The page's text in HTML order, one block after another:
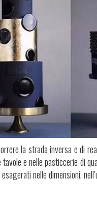
la strada inversa e di
e nelle pasticcerie di
nelle dimensioni,